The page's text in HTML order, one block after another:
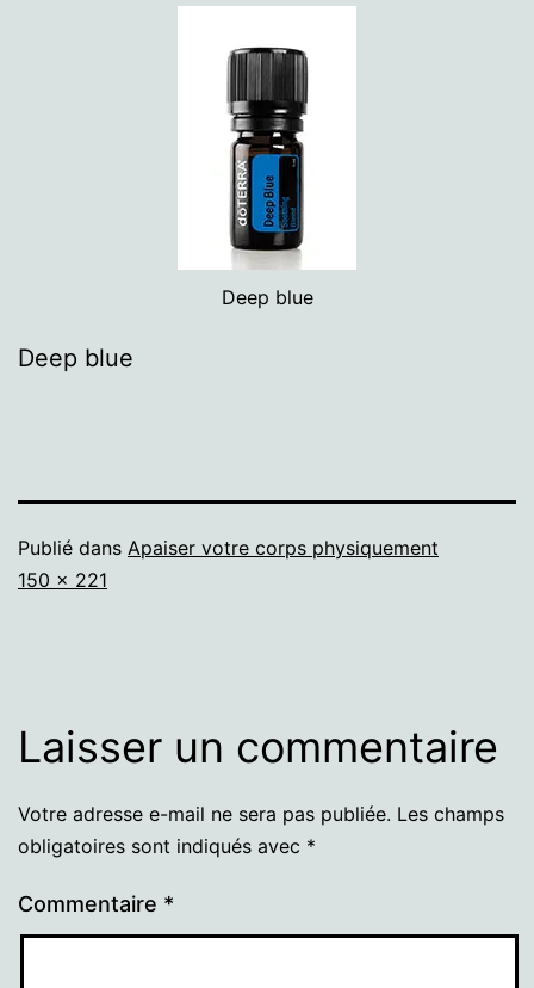
Deep blue
Deep blue
Publié dans Apaiser votre corps physiquement
Taille
150 × 221
Laisser un commentaire
Votre adresse e-mail ne sera pas publiée. Les champs
obligatoires sont indiqués avec *
Commentaire *